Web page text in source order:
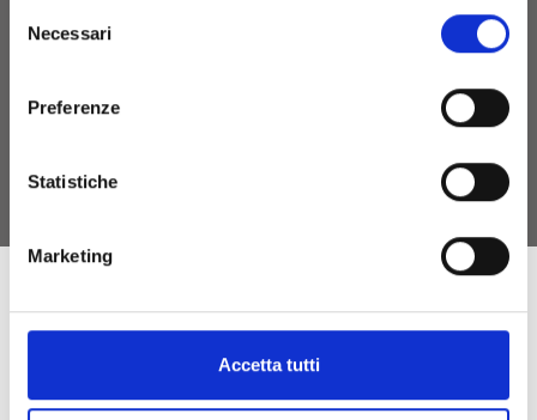
delNecessari
Preferenze
Statistiche
Marketing
Accetta tutti
Cookie policy
EU, Missione 4 Componente 2 CUP: J83C21000320007